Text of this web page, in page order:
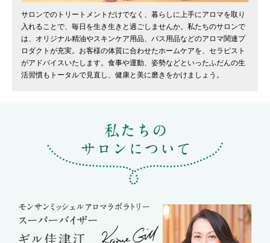
サロンでのトリートメントだけでなく、暮らしに上手にアロマを取り
入れることで、毎日を生き生きと過ごしませんか。私たちのサロンで
は、オリジナル精油やスキンケア用品、バス用品などのアロマ関連プ
ロダクトが充実。お客様の体質に合わせたホームケアを、セラピスト
がアドバイスいたします。食事や運動、姿勢などといったふだんの生
活習慣もトータルで見直し、健康と美に磨きをかけましょう。